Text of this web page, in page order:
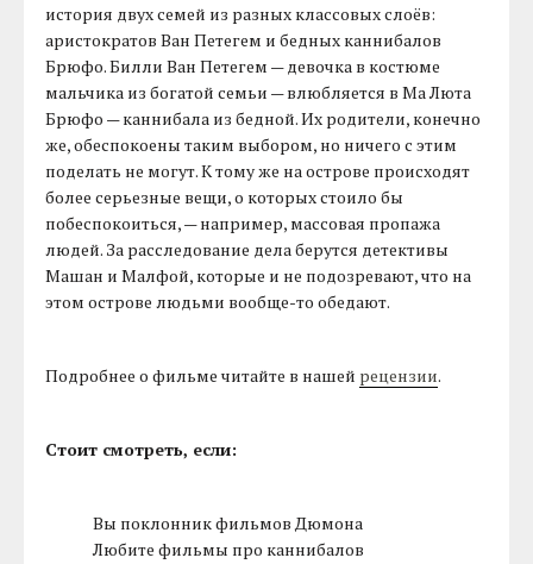
история двух семей из разных классовых слоёв:
аристократов Ван Петегем и бедных каннибалов
Брюфо. Билли Ван Петегем — девочка в костюме
мальчика из богатой семьи — влюбляется в Ма Люта
Брюфо — каннибала из бедной. Их родители, конечно
же, обеспокоены таким выбором, но ничего с этим
поделать не могут. К тому же на острове происходят
более серьезные вещи, о которых стоило бы
побеспокоиться, — например, массовая пропажа
людей. За расследование дела берутся детективы
Машан и Малфой, которые и не подозревают, что на
этом острове людьми вообще-то обедают.
Подробнее о фильме читайте в нашей рецензии.
Стоит смотреть, если:
Вы поклонник фильмов Дюмона
Любите фильмы про каннибалов